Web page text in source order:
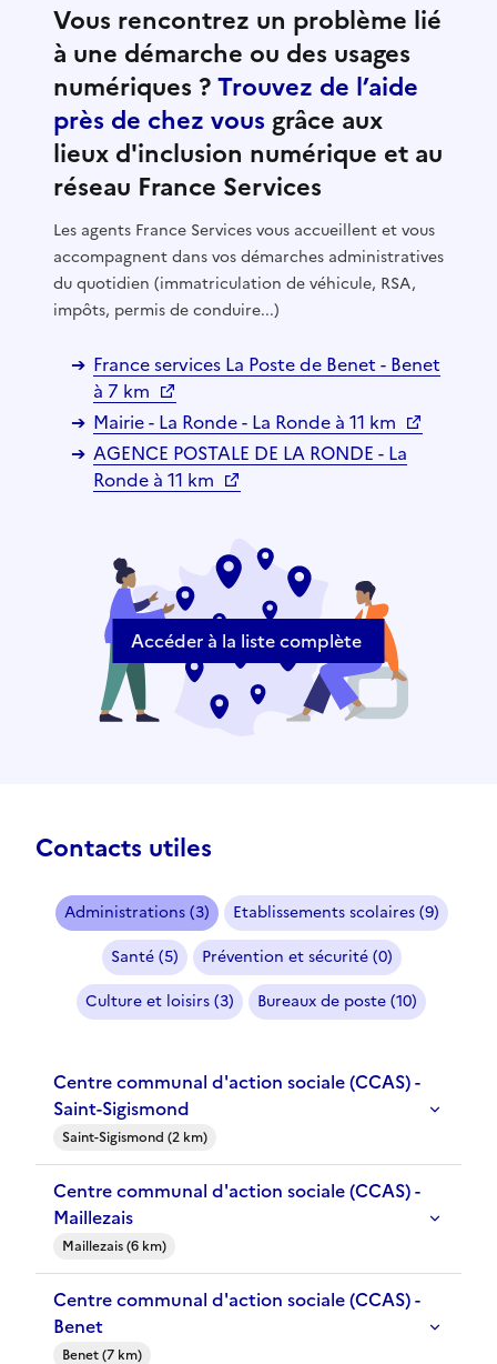
Vous rencontrez un problème lié
à une démarche ou des usages
numériques ?Trouvez de l’aide
près de chez vous grâce aux
lieux d'inclusion numérique et au
réseau France Services
Les agents France Services vous accueillent et vous
accompagnent dans vos démarches administratives
du quotidien (immatriculation de véhicule, RSA,
impôts, permis de conduire...)
France services La Poste de Benet - Benet
à 7 km
Mairie - La Ronde - La Ronde à 11 km
AGENCE POSTALE DE LA RONDE - La
Ronde à 11 km
Accéder à la liste complète
Contacts utiles
Administrations (3)
Etablissements scolaires (9)
Santé (5)
Prévention et sécurité (0)
Culture et loisirs (3)
Bureaux de poste (10)
Centre communal d'action sociale (CCAS) -
Saint-Sigismond
Saint-Sigismond (2 km)
Centre communal d'action sociale (CCAS) -
Maillezais
Maillezais (6 km)
Centre communal d'action sociale (CCAS) -
Benet
Benet (7 km)